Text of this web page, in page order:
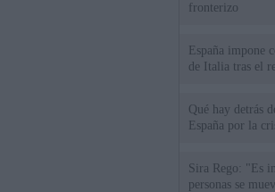
fronterizo
España impone
de Italia tras el
Qué hay detrás
España por la
Sira Rego: "Es
personas se